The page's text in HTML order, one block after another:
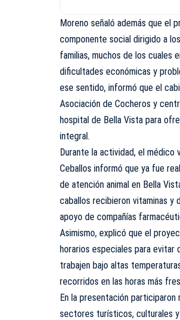
Moreno señaló además que el
componente social dirigido a
familias, muchos de los cuales
dificultades económicas y
ese sentido, informó que el
Asociación de Cocheros y
hospital de Bella Vista para
integral.
Durante la actividad, el médico
Ceballos informó que ya fue
de atención animal en Bella
caballos recibieron vitaminas y
apoyo de compañías
Asimismo, explicó que el
horarios especiales para evitar
trabajen bajo altas
recorridos en las horas más
En la presentación
sectores turísticos, culturales